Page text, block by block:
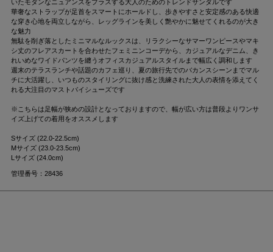
いたモダンなニュアンスをプラスする大人のためのトレンドサンダルです
華奢なストラップが足首をスマートにホールドし、歩きやすさと安定感のある快適
な穿き心地を両立しながら、レッグラインを美しく艶やかに魅せてくれるのが大き
な魅力
無駄を削ぎ落としたミニマルなルックスは、リラクシーなサマーワンピースやマキ
シ丈のフレアスカートを合わせたフェミニンコーデから、カジュアルなデニム、き
れいめなワイドパンツを纏うオフィスカジュアルスタイルまで幅広く調和します
週末のテラスランチや話題のカフェ巡り、夏の旅行先でのバカンスシーンまでマル
チに大活躍し、いつものスタイリングに抜け感と洗練された大人の表情を添えてく
れる大注目のマストバイシューズです
※こちらは足幅が狭めの設計となっておりますので、幅が広い方は普段よりワンサ
イズ上げての着用をオススメします
Sサイズ (22.0-22.5cm)
Mサイズ (23.0-23.5cm)
Lサイズ (24.0cm)
管理番号：28436